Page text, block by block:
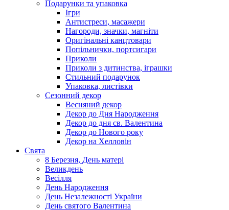
Подарунки та упаковка
Ігри
Антистреси, масажери
Нагороди, значки, магніти
Оригінальні канцтовари
Попільнички, портсигари
Приколи
Приколи з дитинства, іграшки
Стильний подарунок
Упаковка, листівки
Сезонний декор
Весняний декор
Декор до Дня Народження
Декор до дня св. Валентина
Декор до Нового року
Декор на Хелловін
Свята
8 Березня, День матері
Великдень
Весілля
День Народження
День Незалежності України
День святого Валентина